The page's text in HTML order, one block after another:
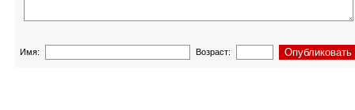
Имя: Возраст: